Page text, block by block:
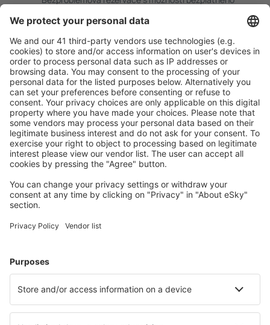
S námi ušetříte
Atraktivní ceny a speciální nabídky pro přihlášené
uživatele.
Ubytování dle vašeho gusta
Vyberte si z více než 1.3 milionu zařízení: hotelů,
apartmánů, chat a dalších.
Hotely ve Spojených státech amerických - Oblíbená města
Hotely in Sevierville Hotely in Avon